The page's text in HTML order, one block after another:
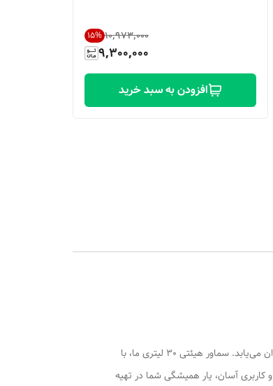
۱۰٬۹۷۳٬۰۰۰ 15%
9,300,000
افزودن به سبد خرید
در هیاهوی زندگی مدرن، لحظات دلنشین دورهمی‌ها، مراسم مذهبی و حتی استراحت‌های کوتاه در محل کار، با یک فنجان چای داغ و تازه، لذتی دوچندان می‌یابد. سماور هیئتی 30 لیتری ما، با
و کاربری آسان، یار همیشگی شما در تهیه